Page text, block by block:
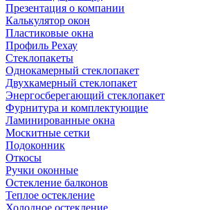
Презентация о компании
Калькулятор окон
Пластиковые окна
Профиль Рехау
Стеклопакеты
Однокамерный стеклопакет
Двухкамерный стеклопакет
Энергосберегающий стеклопакет
Фурнитура и комплектующие
Ламинированные окна
Москитные сетки
Подоконник
Откосы
Ручки оконные
Остекление балконов
Теплое остекление